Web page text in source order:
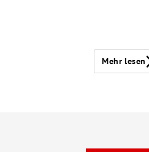
Mehr lesen